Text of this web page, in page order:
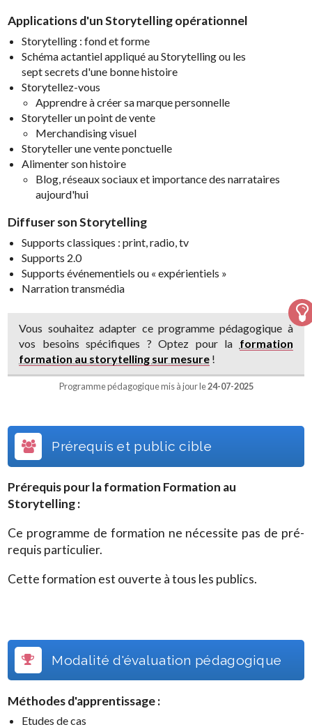
Applications d'un Storytelling opérationnel
Storytelling : fond et forme
Schéma actantiel appliqué au Storytelling ou les
sept secrets d'une bonne histoire
Storytellez-vous
Apprendre à créer sa marque personnelle
Storyteller un point de vente
Merchandising visuel
Storyteller une vente ponctuelle
Alimenter son histoire
Blog, réseaux sociaux et importance des narrataires
aujourd'hui
Diffuser son Storytelling
Supports classiques : print, radio, tv
Supports 2.0
Supports événementiels ou « expérientiels »
Narration transmédia
Vous souhaitez adapter ce programme pédagogique à
vos besoins spécifiques ? Optez pour la formation
formation au storytelling sur mesure !
Programme pédagogique mis à jour le24-07-2025
Prérequis et public cible
Prérequis pour la formation Formation au
Storytelling:
Ce programme de formation ne nécessite pas de pré-
requis particulier.
Cette formation est ouverte à tous les publics.
Modalité d'évaluation pédagogique
Méthodes d'apprentissage :
Etudes de cas